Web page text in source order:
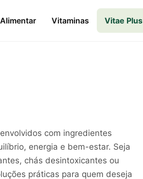
Vitaminas Vitae Plus
com ingredientes
energia e bem-estar. Seja
chás desintoxicantes ou
práticas para quem deseja